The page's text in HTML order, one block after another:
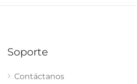
Soporte
Contáctanos